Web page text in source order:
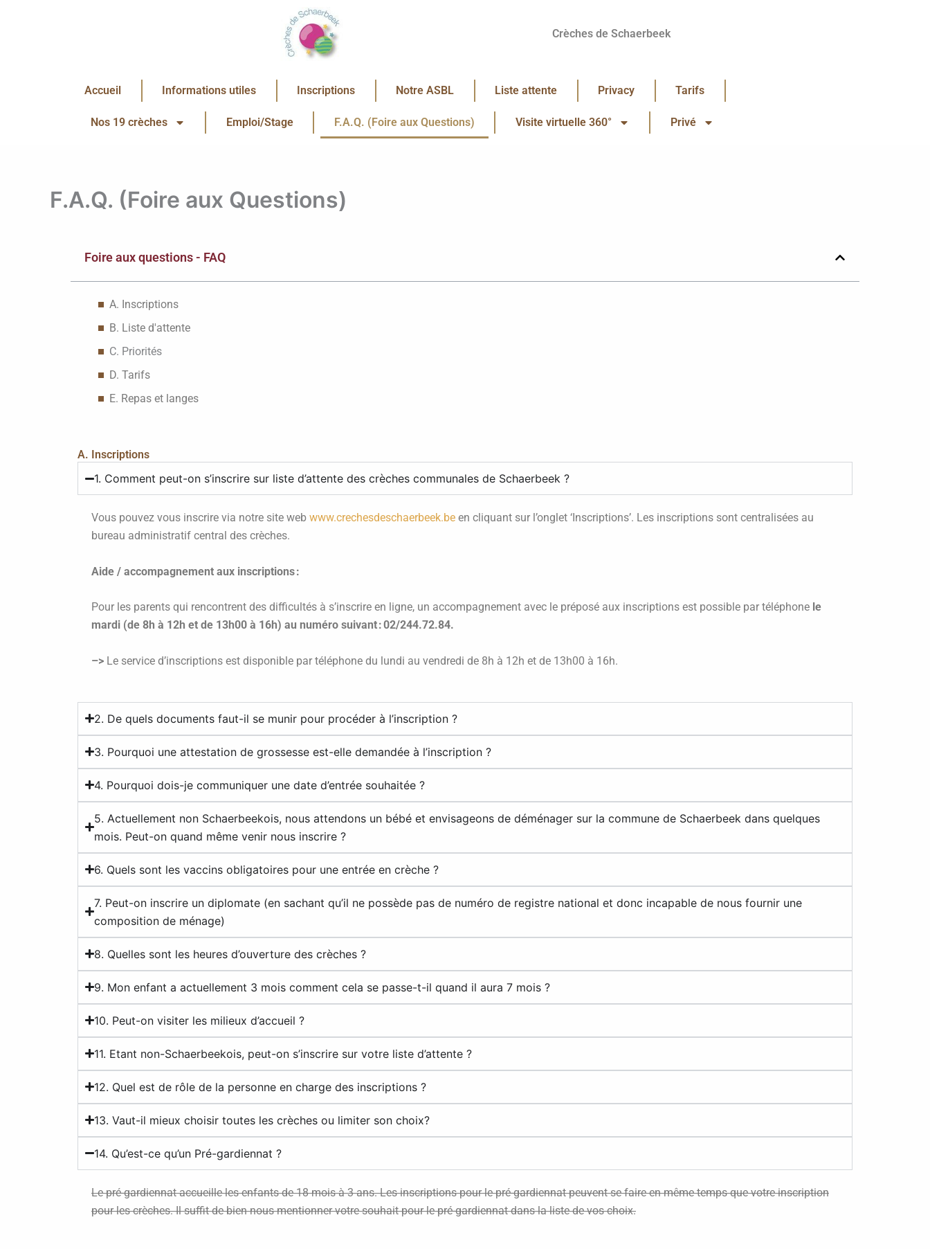
Crèches de Schaerbeek
Accueil Informations utiles Inscriptions Notre ASBL Liste attente Privacy Tarifs
Nos 19 crèches Emploi/Stage F.A.Q. (Foire aux Questions) Visite virtuelle 360° Privé
F.A.Q. (Foire aux Questions)
Foire aux questions - FAQ
A. Inscriptions
B. Liste d'attente
C. Priorités
D. Tarifs
E. Repas et langes
A. Inscriptions
1. Comment peut-on s’inscrire sur liste d’attente des crèches communales de Schaerbeek ?
Vous pouvez vous inscrire via notre site web www.crechesdeschaerbeek.be en cliquant sur l’onglet ‘Inscriptions’. Les inscriptions sont centralisées au
bureau administratif central des crèches.
Aide / accompagnement aux inscriptions :
Pour les parents qui rencontrent des difficultés à s’inscrire en ligne, un accompagnement avec le préposé aux inscriptions est possible par téléphone le
mardi (de 8h à 12h et de 13h00 à 16h) au numéro suivant : 02/244.72.84.
–> Le service d’inscriptions est disponible par téléphone du lundi au vendredi de 8h à 12h et de 13h00 à 16h.
2. De quels documents faut-il se munir pour procéder à l’inscription ?
3. Pourquoi une attestation de grossesse est-elle demandée à l’inscription ?
4. Pourquoi dois-je communiquer une date d’entrée souhaitée ?
5. Actuellement non Schaerbeekois, nous attendons un bébé et envisageons de déménager sur la commune de Schaerbeek dans quelques
mois. Peut-on quand même venir nous inscrire ?
6. Quels sont les vaccins obligatoires pour une entrée en crèche ?
7. Peut-on inscrire un diplomate (en sachant qu’il ne possède pas de numéro de registre national et donc incapable de nous fournir une
composition de ménage)
8. Quelles sont les heures d’ouverture des crèches ?
9. Mon enfant a actuellement 3 mois comment cela se passe-t-il quand il aura 7 mois ?
10. Peut-on visiter les milieux d’accueil ?
11. Etant non-Schaerbeekois, peut-on s’inscrire sur votre liste d’attente ?
12. Quel est de rôle de la personne en charge des inscriptions ?
13. Vaut-il mieux choisir toutes les crèches ou limiter son choix?
14. Qu’est-ce qu’un Pré-gardiennat ?
Le pré-gardiennat accueille les enfants de 18 mois à 3 ans. Les inscriptions pour le pré-gardiennat peuvent se faire en même temps que votre inscription
pour les crèches. Il suffit de bien nous mentionner votre souhait pour le pré-gardiennat dans la liste de vos choix.